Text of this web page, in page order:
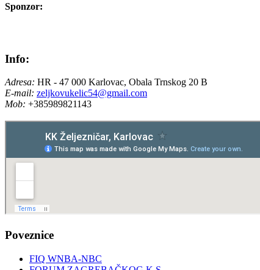
Sponzor:
Info:
Adresa: HR - 47 000 Karlovac, Obala Trnskog 20 B
E-mail: zeljkovukelic54@gmail.com
Mob: +385989821143
Poveznice
FIQ WNBA-NBC